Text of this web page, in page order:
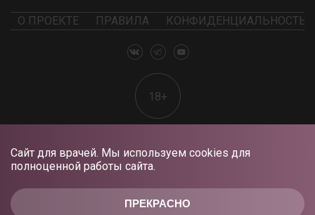
ПРЕКРАСНО
Сайт для врачей. Мы используем cookies для
полноценной работы сайта.
О ПРОЕКТЕ ПРАВИЛА КОНФИДЕНЦИАЛЬНОСТЬ
18+